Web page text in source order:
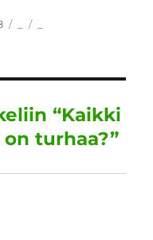
e
r
a
m
Kategoriat
“Kaikki
turhaa?”